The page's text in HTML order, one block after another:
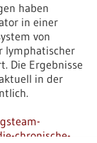
haben
in einer
von
lymphatischer
Die Ergebnisse
in der
chronische-